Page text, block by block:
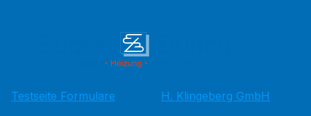
Testseite Formulare
H. Klingeberg GmbH